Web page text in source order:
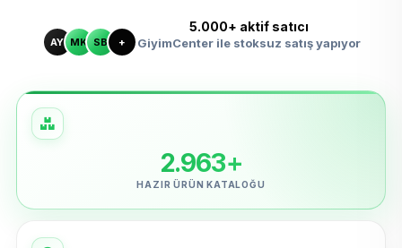
AY MK SB +
5.000+ aktif satıcı
GiyimCenter ile stoksuz satış yapıyor
2.963+
HAZIR ÜRÜN KATALOĞU